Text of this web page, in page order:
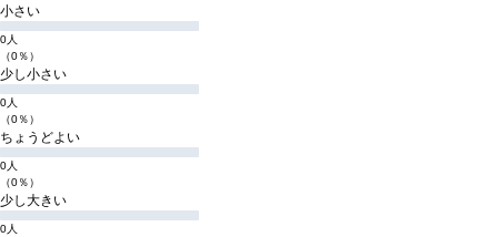
小さい
0人
（0％）
少し小さい
0人
（0％）
ちょうどよい
0人
（0％）
少し大きい
0人